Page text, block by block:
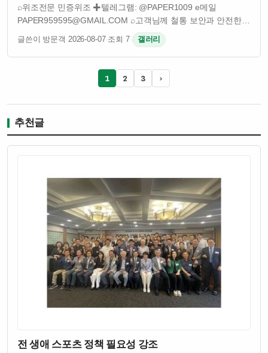
⌕위조전문 민증위조 ✚텔레그램: @PAPER1009 e메일
PAPER959595@GMAIL.COM ⌕고객님께 철통 보안과 안전한
시스템으로 진행합니다 ⌕의뢰 전 "충분히 듣고, 생각하고, 검토"
하신 후 결정하세요 ⌕모든작업 "확인후결제�…
글쓴이 방문객 ·2026-08-07·조회 7· 갤러리
1 2 3 ›
추천글
전 생애 스포츠 정책 필요성 강조